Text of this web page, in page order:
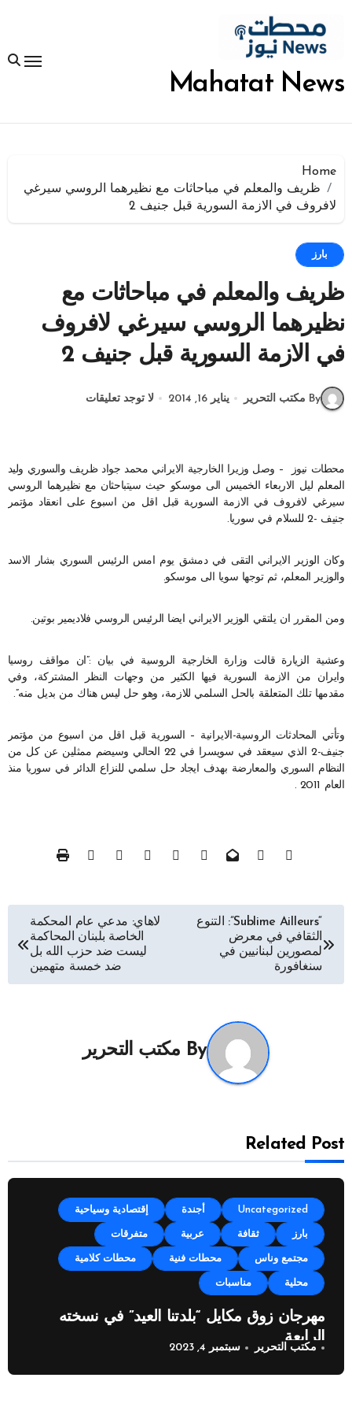
المحتوى
Mahatat News
Home
ظريف والمعلم في مباحاثات مع نظيرهما الروسي سيرغي
لافروف في الازمة السورية قبل جنيف 2
بارز
ظريف والمعلم في مباحاثات مع
نظيرهما الروسي سيرغي لافروف
في الازمة السورية قبل جنيف 2
By مكتب التحرير يناير 16, 2014 لا توجد تعليقات
محطات نيوز – وصل وزيرا الخارجية الايراني محمد جواد ظريف والسوري وليد
المعلم ليل الاربعاء الخميس الى موسكو حيث سيتباحثان مع نظيرهما الروسي
سيرغي لافروف في الازمة السورية قبل اقل من اسبوع على انعقاد مؤتمر
جنيف -2 للسلام في سوريا.
وكان الوزير الايراني التقى في دمشق يوم امس الرئيس السوري بشار الاسد
والوزير المعلم، ثم توجها سويا الى موسكو.
ومن المقرر ان يلتقي الوزير الايراني ايضا الرئيس الروسي فلاديمير بوتين.
وعشية الزيارة قالت وزارة الخارجية الروسية في بيان :”ان مواقف روسيا
وايران من الازمة السورية فيها الكثير من وجهات النظر المشتركة، وفي
مقدمها تلك المتعلقة بالحل السلمي للازمة، وهو حل ليس هناك من بديل منه”.
وتأتي المحادثات الروسية-الايرانية – السورية قبل اقل من اسبوع من مؤتمر
جنيف-2 الذي سيعقد في سويسرا في 22 الحالي وسيضم ممثلين عن كل من
النظام السوري والمعارضة بهدف ايجاد حل سلمي للنزاع الدائر في سوريا منذ
العام 2011 .
تصفّح
المقالات
“Sublime Ailleurs”: التنوع
الثقافي في معرض
لمصورين لبنانيين في
سنغافورة
لاهاي: مدعي عام المحكمة
الخاصة بلبنان المحاكمة
ليست ضد حزب الله بل
ضد خمسة متهمين
By مكتب التحرير
Related Post
Uncategorized أجندة إقتصادية وسياحية
بارز ثقافة عربية متفرقات
مجتمع وناس محطات فنية محطات كلامية
محلية مناسبات
مهرجان زوق مكايل “بلدتنا العيد” في نسخته
الرابعة
مكتب التحرير سبتمبر 4, 2023